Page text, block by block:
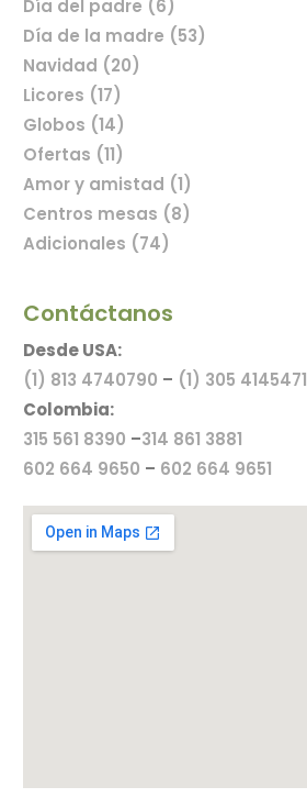
Comprar flores en línea
Día del padre (6)
Día de la madre (53)
Navidad (20)
Licores (17)
Globos (14)
Ofertas (11)
Amor y amistad (1)
Centros mesas (8)
Adicionales (74)
Contáctanos
Desde USA:
(1) 813 4740790 – (1) 305 4145471
Colombia:
315 561 8390 –314 861 3881
602 664 9650 – 602 664 9651